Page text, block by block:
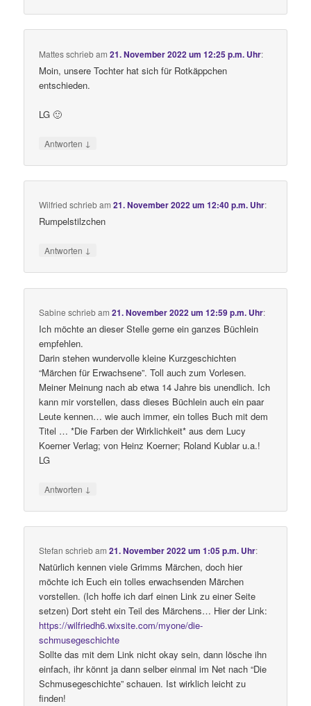
Mattesschriebam21. November 2022 um 12:25 p.m. Uhr:
Moin, unsere Tochter hat sich für Rotkäppchen
entschieden.
LG 🙂
Antworten ↓
Wilfried schriebam21. November 2022 um 12:40 p.m. Uhr:
Rumpelstilzchen
Antworten ↓
Sabine schriebam21. November 2022 um 12:59 p.m. Uhr:
Ich möchte an dieser Stelle gerne ein ganzes Büchlein
empfehlen.
Darin stehen wundervolle kleine Kurzgeschichten
“Märchen für Erwachsene”. Toll auch zum Vorlesen.
Meiner Meinung nach ab etwa 14 Jahre bis unendlich. Ich
kann mir vorstellen, dass dieses Büchlein auch ein paar
Leute kennen… wie auch immer, ein tolles Buch mit dem
Titel … *Die Farben der Wirklichkeit* aus dem Lucy
Koerner Verlag; von Heinz Koerner; Roland Kublar u.a.!
LG
Antworten ↓
Stefan schriebam21. November 2022 um 1:05 p.m. Uhr:
Natürlich kennen viele Grimms Märchen, doch hier
möchte ich Euch ein tolles erwachsenden Märchen
vorstellen. (Ich hoffe ich darf einen Link zu einer Seite
setzen) Dort steht ein Teil des Märchens… Hier der Link:
https://wilfriedh6.wixsite.com/myone/die-
schmusegeschichte
Sollte das mit dem Link nicht okay sein, dann lösche ihn
einfach, ihr könnt ja dann selber einmal im Net nach “Die
Schmusegeschichte” schauen. Ist wirklich leicht zu
finden!